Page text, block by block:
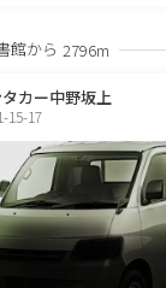
館から 2796m
カー中野坂上
15-17